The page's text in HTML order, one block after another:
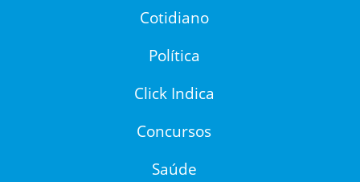
Cotidiano
Política
Click Indica
Concursos
Saúde